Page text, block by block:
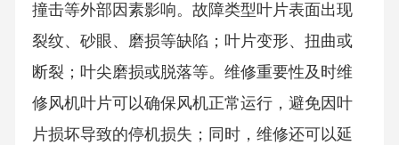
撞击等外部因素影响。故障类型叶片表面出现
裂纹、砂眼、磨损等缺陷；叶片变形、扭曲或
断裂；叶尖磨损或脱落等。维修重要性及时维
修风机叶片可以确保风机正常运行，避免因叶
片损坏导致的停机损失；同时，维修还可以延